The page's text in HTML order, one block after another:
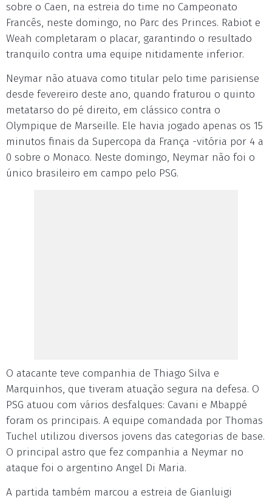
sobre o Caen, na estreia do time no Campeonato
Francês, neste domingo, no Parc des Princes. Rabiot e
Weah completaram o placar, garantindo o resultado
tranquilo contra uma equipe nitidamente inferior.
Neymar não atuava como titular pelo time parisiense
desde fevereiro deste ano, quando fraturou o quinto
metatarso do pé direito, em clássico contra o
Olympique de Marseille. Ele havia jogado apenas os 15
minutos finais da Supercopa da França -vitória por 4 a
0 sobre o Monaco. Neste domingo, Neymar não foi o
único brasileiro em campo pelo PSG.
O atacante teve companhia de Thiago Silva e
Marquinhos, que tiveram atuação segura na defesa. O
PSG atuou com vários desfalques: Cavani e Mbappé
foram os principais. A equipe comandada por Thomas
Tuchel utilizou diversos jovens das categorias de base.
O principal astro que fez companhia a Neymar no
ataque foi o argentino Angel Di Maria.
A partida também marcou a estreia de Gianluigi